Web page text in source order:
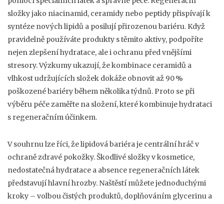
složky jako niacinamid, ceramidy nebo peptidy přispívají k
syntéze nových lipidů a posilují přirozenou bariéru. Když
pravidelně používáte produkty s těmito aktivy, podpoříte
nejen zlepšení hydratace, ale i ochranu před vnějšími
stresory. Výzkumy ukazují, že kombinace ceramidů a
vlhkost udržujících složek dokáže obnovit až 90 %
poškozené bariéry během několika týdnů. Proto se při
výběru péče zaměřte na složení, které kombinuje hydrataci
s regeneračním účinkem.
V souhrnu lze říci, že lipidová bariéra je centrální hráč v
ochraně zdravé pokožky. Škodlivé složky v kosmetice,
nedostatečná hydratace a absence regeneračních látek
představují hlavní hrozby. Naštěstí můžete jednoduchými
kroky – volbou čistých produktů, doplňováním glycerinu a